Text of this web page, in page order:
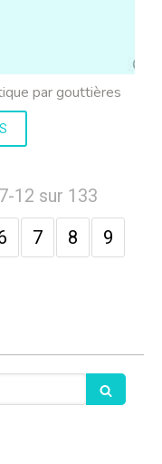
par gouttières
12 sur 133
7 8
9